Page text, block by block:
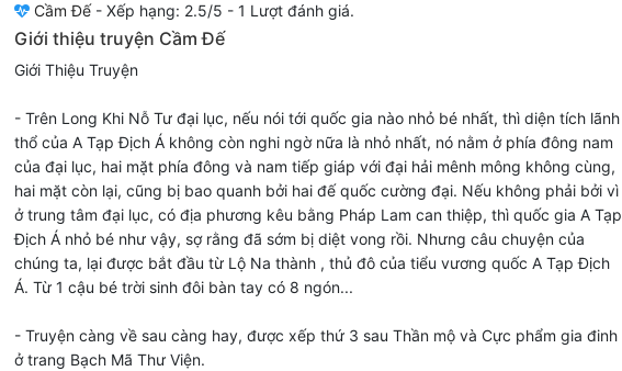
Cầm Đế - Xếp hạng: 2.5/5 - 1 Lượt đánh giá.
Giới thiệu truyện Cầm Đế
Giới Thiệu Truyện
- Trên Long Khi Nỗ Tư đại lục, nếu nói tới quốc gia nào nhỏ bé nhất, thì diện tích lãnh
thổ của A Tạp Địch Á không còn nghi ngờ nữa là nhỏ nhất, nó nằm ở phía đông nam
của đại lục, hai mặt phía đông và nam tiếp giáp với đại hải mênh mông không cùng,
hai mặt còn lại, cũng bị bao quanh bởi hai đế quốc cường đại. Nếu không phải bởi vì
ở trung tâm đại lục, có địa phương kêu bằng Pháp Lam can thiệp, thì quốc gia A Tạp
Địch Á nhỏ bé như vậy, sợ rằng đã sớm bị diệt vong rồi. Nhưng câu chuyện của
chúng ta, lại được bắt đầu từ Lộ Na thành , thủ đô của tiểu vương quốc A Tạp Địch
Á. Từ 1 cậu bé trời sinh đôi bàn tay có 8 ngón...
- Truyện càng về sau càng hay, được xếp thứ 3 sau Thần mộ và Cực phẩm gia đinh
ở trang Bạch Mã Thư Viện.